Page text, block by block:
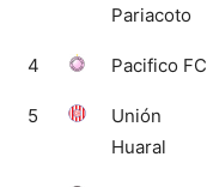
Pariacoto
4 Pacifico FC
5
Unión
Huaral